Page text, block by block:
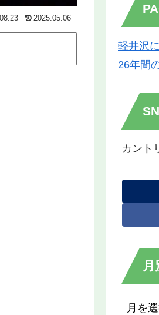
2025.05.06
軽井沢
26年間
カント